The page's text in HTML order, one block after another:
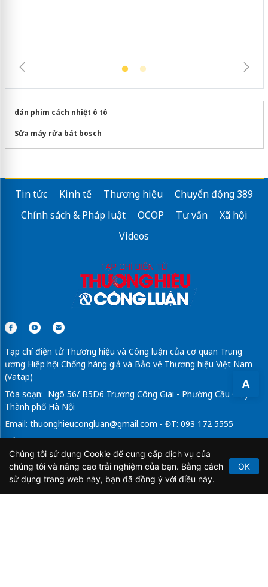
A
dán phim cách nhiệt ô tô
Sửa máy rửa bát bosch
Tin tức Kinh tế Thương hiệu
Chuyển động 389
Chính sách & Pháp luật
OCOP Tư vấn
Xã hội
Videos
Tạp chí điện tử Thương hiệu và Công luận của cơ quan Trung
ương Hiệp hội Chống hàng giả và Bảo vệ Thương hiệu Việt Nam
(Vatap)
Tòa soạn: Ngõ 56/ B5D6 Trương Công Giai - Phường Cầu Giấy -
Thành phố Hà Nội
Email: thuonghieucongluan@gmail.com - ĐT: 093 172 5555
Tổng Biên Tập: Vũ Đức Thuận
Giấy phép hoạt động báo chí điện tử số 64/GP-BTTTT do Bộ
Thông tin và Truyền thông cấp ngày 21/2/2020.
Chúng tôi sử dụng Cookie để cung cấp dịch vụ của
chúng tôi và nâng cao trải nghiệm của bạn. Bằng cách
sử dụng trang web này, bạn đã đồng ý với điều này.
OK